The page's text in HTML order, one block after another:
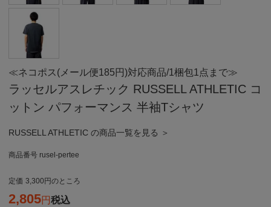
≪ネコポス(メール便185円)対応商品/1梱包1点まで≫
ラッセルアスレチック RUSSELL ATHLETIC コ
ットン パフォーマンス 半袖Tシャツ
RUSSELL ATHLETIC の商品一覧を見る ＞
商品番号 rusel-pertee
定価 3,300 のところ
2,805 税込